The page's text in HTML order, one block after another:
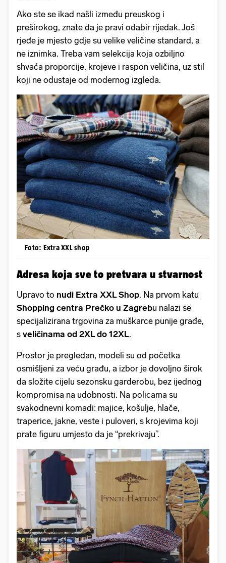
Ako ste se ikad našli između preuskog i
preširokog, znate da je pravi odabir rijedak. Još
rjeđe je mjesto gdje su velike veličine standard, a
ne iznimka. Treba vam selekcija koja ozbiljno
shvaća proporcije, krojeve i raspon veličina, uz stil
koji ne odustaje od modernog izgleda.
Foto: Extra XXL shop
Adresa koja sve to pretvara u stvarnost
Upravo to nudi Extra XXL Shop. Na prvom katu
Shopping centra Prečko u Zagrebu nalazi se
specijalizirana trgovina za muškarce punije građe,
s veličinama od 2XL do 12XL.
Prostor je pregledan, modeli su od početka
osmišljeni za veću građu, a izbor je dovoljno širok
da složite cijelu sezonsku garderobu, bez ijednog
kompromisa na udobnosti. Na policama su
svakodnevni komadi: majice, košulje, hlače,
traperice, jakne, veste i puloveri, s krojevima koji
prate figuru umjesto da je “prekrivaju”.